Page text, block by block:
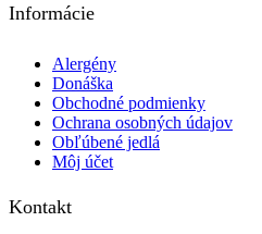
Informácie
Alergény
Donáška
Obchodné podmienky
Ochrana osobných údajov
Obľúbené jedlá
Môj účet
Kontakt